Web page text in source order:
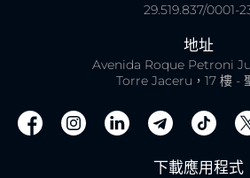
29.519.837/0001-
地址
Avenida Roque Petroni
Torre Jaceru，17 樓 -
下載應用程式